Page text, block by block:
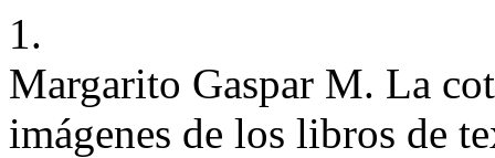
1.
Margarito Gaspar M. La
imágenes de los libros de